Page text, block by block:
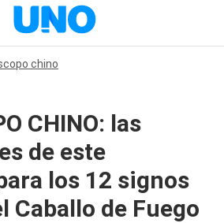
chino
CHINO: las
de este
los 12 signos
Caballo de Fuego